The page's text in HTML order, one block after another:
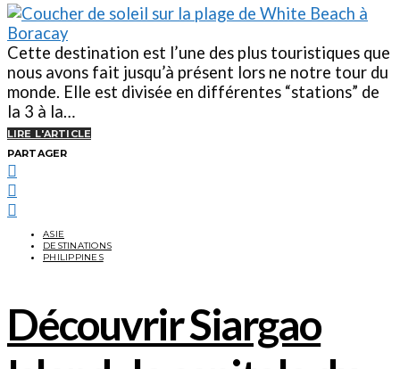
Cette destination est l’une des plus touristiques que
nous avons fait jusqu’à présent lors ne notre tour du
monde. Elle est divisée en différentes “stations” de
la 3 à la…
LIRE L'ARTICLE
PARTAGER
ASIE
DESTINATIONS
PHILIPPINES
Découvrir Siargao